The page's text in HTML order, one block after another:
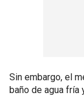
Sin embargo, el
baño de agua fría